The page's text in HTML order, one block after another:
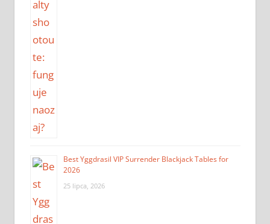
Best Yggdrasil VIP Surrender Blackjack Tables for
2026
25 lipca, 2026